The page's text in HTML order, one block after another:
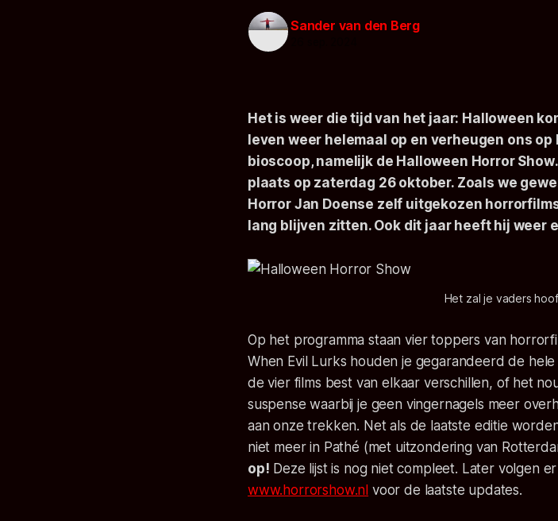
Sander van den Berg
Het is weer die tijd van het jaar: Halloween
leven weer helemaal op en verheugen ons
bioscoop, namelijk de Halloween Horror Show
plaats op zaterdag 26 oktober. Zoals we
Horror Jan Doense zelf uitgekozen
lang blijven zitten. Ook dit jaar heeft hij weer
Het zal je vaders
Op het programma staan vier toppers van
When Evil Lurks houden je gegarandeerd de
de vier films best van elkaar verschillen, of het
suspense waarbij je geen vingernagels meer
aan onze trekken. Net als de laatste editie
niet meer in Pathé (met uitzondering van
op! Deze lijst is nog niet compleet. Later volgen
www.horrorshow.nl voor de laatste updates.